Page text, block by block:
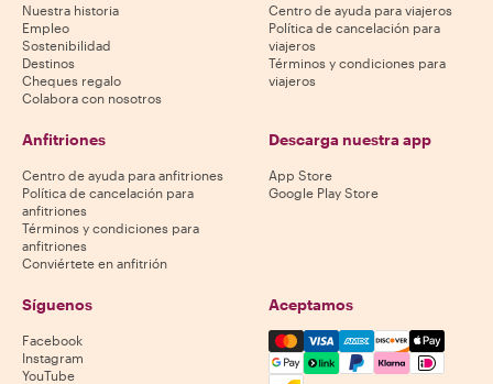
Nuestra historia
Empleo
Sostenibilidad
Destinos
Cheques regalo
Colabora con nosotros
Centro de ayuda para viajeros
Política de cancelación para
viajeros
Términos y condiciones para
viajeros
Anfitriones
Centro de ayuda para anfitriones
Política de cancelación para
anfitriones
Términos y condiciones para
anfitriones
Conviértete en anfitrión
Descarga nuestra app
App Store
Google Play Store
Síguenos
Facebook
Instagram
YouTube
Aceptamos
Mastercard, Visa, Amex,